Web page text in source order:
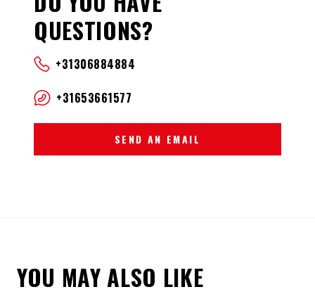
QUESTIONS?
+31306884884
+31653661577
SEND AN EMAIL
YOU MAY ALSO LIKE